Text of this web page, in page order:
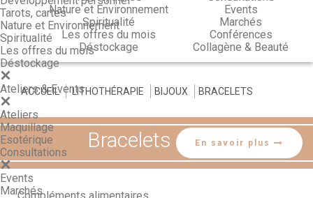
Tarots, cartes
Nature et Environnement
Spiritualité
Les offres du mois
Déstockage
Ateliers & Events
Ateliers
Maquillage
Esotérique
Consultations
Events
Marchés
Nature et Environnement
Spiritualité
Les offres du mois
Déstockage
Events
Marchés
Conférences
Collagène & Beauté
ACCUEIL> LITHOTHÉRAPIE BIJOUX BRACELETS
Bracelets En savoir plus